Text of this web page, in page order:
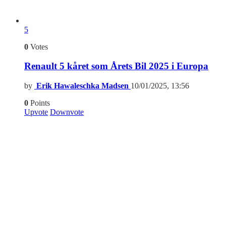
5
0 Votes
Renault 5 kåret som Årets Bil 2025 i Europa
by Erik Hawaleschka Madsen 10/01/2025, 13:56
0 Points
Upvote Downvote